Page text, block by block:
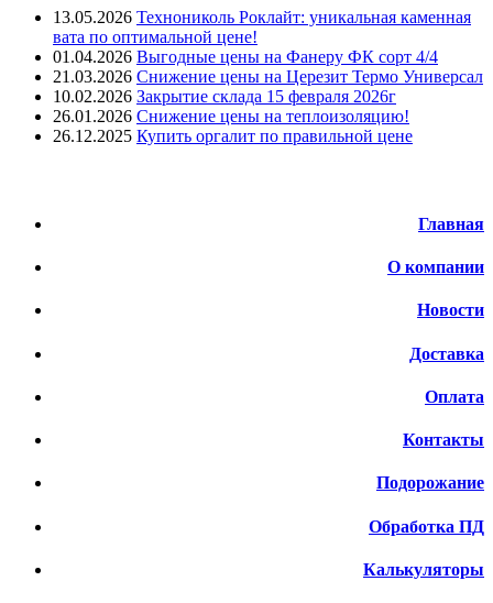
13.05.2026 Технониколь Роклайт: уникальная каменная
вата по оптимальной цене!
01.04.2026 Выгодные цены на Фанеру ФК сорт 4/4
21.03.2026 Снижение цены на Церезит Термо Универсал
10.02.2026 Закрытие склада 15 февраля 2026г
26.01.2026 Снижение цены на теплоизоляцию!
26.12.2025 Купить оргалит по правильной цене
Главная
О компании
Новости
Доставка
Оплата
Контакты
Подорожание
Обработка ПД
Калькуляторы